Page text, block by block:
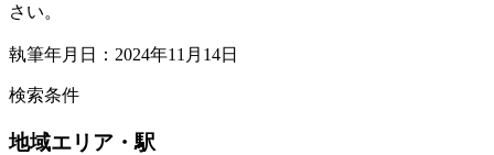
さい。
執筆年月日：2024年11月14日
検索条件
地域エリア・駅